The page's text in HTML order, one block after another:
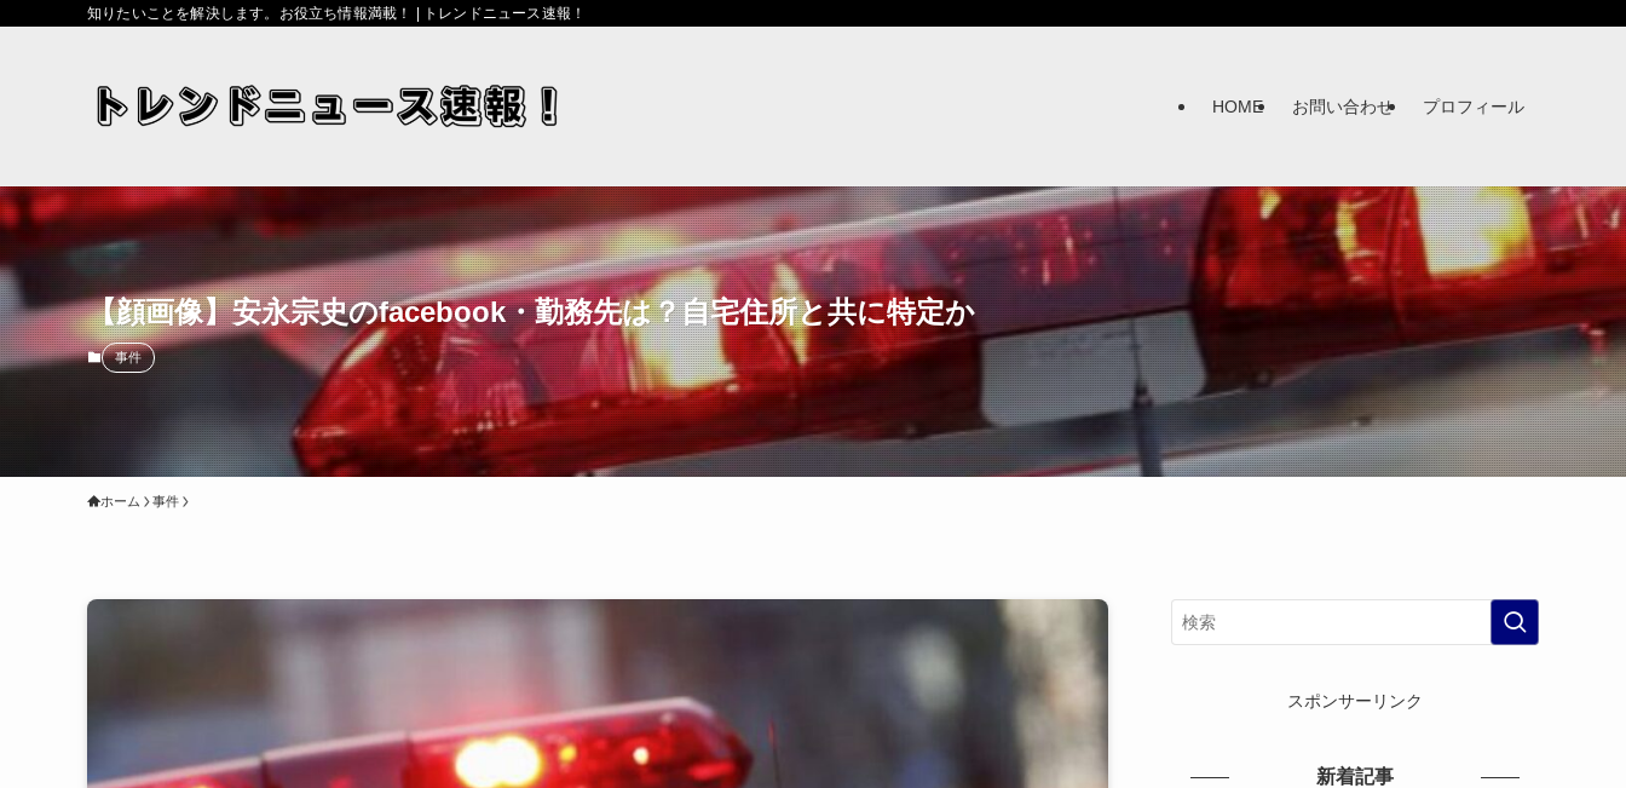
知りたいことを解決します。お役立ち情報満載！ | トレンドニュース速報！
HOME お問い合わせ プロフィール
【顔画像】安永宗史のfacebook・勤務先は？自宅住所と共に特定か
事件
ホーム 事件
スポンサーリンク
新着記事